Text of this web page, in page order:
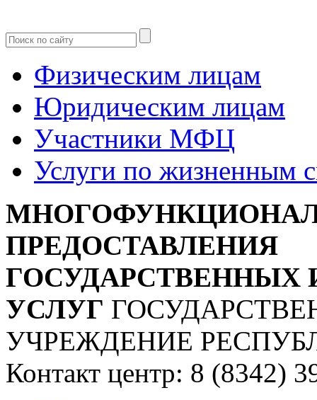
Физическим лицам
Юридическим лицам
Участники МФЦ
Услуги по жизненным
ПРЕДОСТАВЛЕНИЯ
УСЛУГ
УЧРЕЖДЕНИЕ
Контакт центр: 8 (8342)